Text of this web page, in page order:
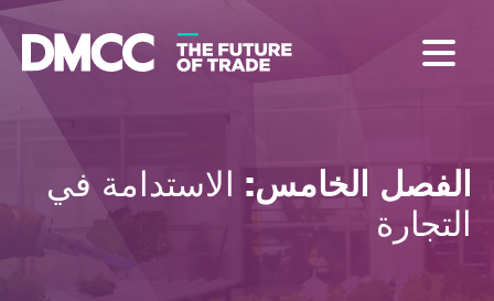
الفصل الخامس: الاستدامة في
التجارة